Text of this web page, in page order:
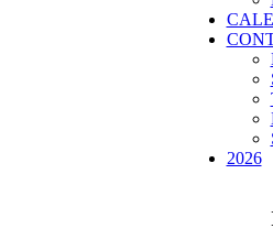
2026